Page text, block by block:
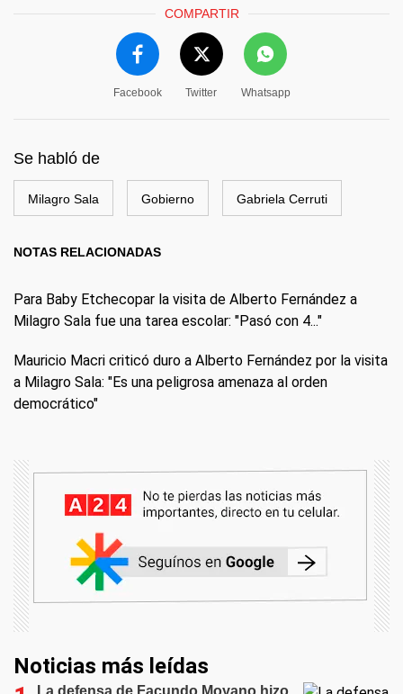
COMPARTIR
Facebook Twitter Whatsapp
Se habló de
Milagro Sala Gobierno Gabriela Cerruti
NOTAS RELACIONADAS
Para Baby Etchecopar la visita de Alberto Fernández a
Milagro Sala fue una tarea escolar: "Pasó con 4..."
Mauricio Macri criticó duro a Alberto Fernández por la visita
a Milagro Sala: "Es una peligrosa amenaza al orden
democrático"
Noticias más leídas
La defensa de Facundo Moyano hizo